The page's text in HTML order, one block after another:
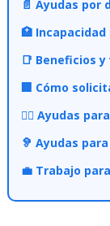
📄 Ayudas por
🏥
📑 Beneficios
🏢 Cómo
👩‍⚕️ Ayudas
🦻 Ayudas
💼 Trabajo